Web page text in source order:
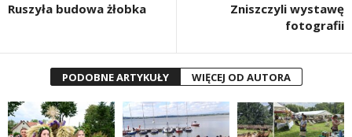
Ruszyła budowa żłobka
Zniszczyli wystawę
fotografii
PODOBNE ARTYKUŁY WIĘCEJ OD AUTORA